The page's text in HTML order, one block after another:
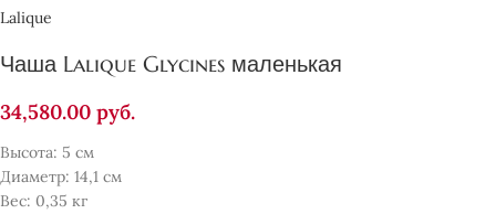
Lalique
Чаша Lalique Glycines маленькая
34,580.00 руб.
Высота: 5 см
Диаметр: 14,1 см
Вес: 0,35 кг